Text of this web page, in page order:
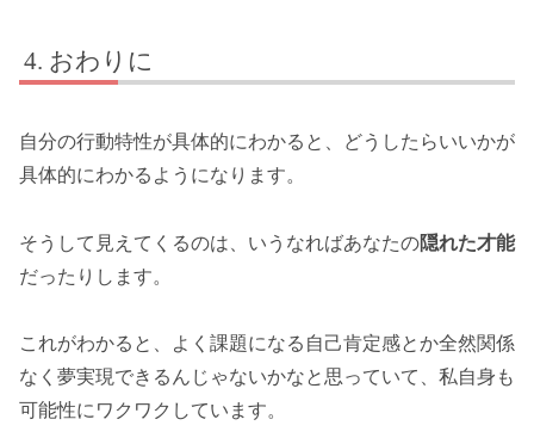
おわりに
自分の行動特性が具体的にわかると、どうしたらいいかが
具体的にわかるようになります。
そうして見えてくるのは、いうなればあなたの隠れた才能
だったりします。
これがわかると、よく課題になる自己肯定感とか全然関係
なく夢実現できるんじゃないかなと思っていて、私自身も
可能性にワクワクしています。